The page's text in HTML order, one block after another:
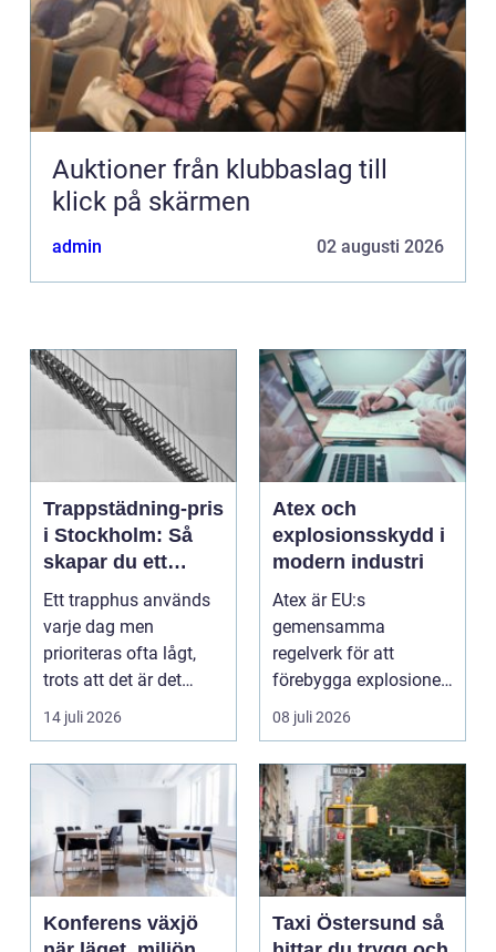
Auktioner från klubbaslag till
klick på skärmen
admin 02 augusti 2026
Trappstädning-pris
i Stockholm: Så
skapar du ett
tryggt och trivsamt
trapphus
Ett trapphus används
varje dag men
prioriteras ofta lågt,
trots att det är det
f&oum...
14 juli 2026
Atex och
explosionsskydd i
modern industri
Atex är EU:s
gemensamma
regelverk för att
förebygga explosioner
i arbetsmiljöer ...
08 juli 2026
Konferens växjö
Taxi Östersund så